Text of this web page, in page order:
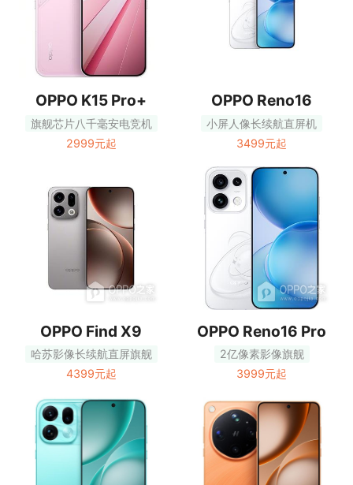
OPPO K15 Pro+
旗舰芯片八千毫安电竞机
2999元起
OPPO Reno16
小屏人像长续航直屏机
3499元起
OPPO Find X9
哈苏影像长续航直屏旗舰
4399元起
OPPO Reno16 Pro
2亿像素影像旗舰
3999元起